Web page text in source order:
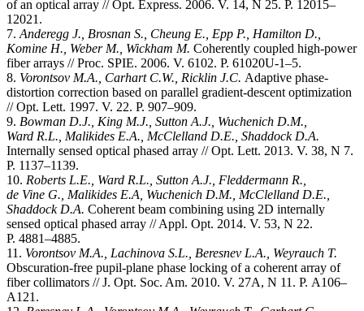
of an optical array // Opt. Express. 2006. V. 14, N 25. P. 12015–
12021.
7. Anderegg J., Brosnan S., Cheung E., Epp P., Hamilton D.,
Komine H., Weber M., Wickham M. Coherently coupled high-power
fiber arrays // Proc. SPIE. 2006. V. 6102. P. 61020U-1–5.
8. Vorontsov M.A., Carhart C.W., Ricklin J.C. Adaptive phase-
distortion correction based on parallel gradient-descent optimization
// Opt. Lett. 1997. V. 22. P. 907–909.
9. Bowman D.J., King M.J., Sutton A.J., Wuchenich D.M.,
Ward R.L., Malikides E.A., McClelland D.E., Shaddock D.A.
Internally sensed optical phased array // Opt. Lett. 2013. V. 38, N 7.
P. 1137–1139.
10. Roberts L.E., Ward R.L., Sutton A.J., Fleddermann R.,
de Vine G., Malikides E.A, Wuchenich D.M., McClelland D.E.,
Shaddock D.A. Coherent beam combining using 2D internally
sensed optiсal phased array // Appl. Opt. 2014. V. 53, N 22.
P. 4881–4885.
11. Vorontsov M.A., Lachinova S.L., Beresnev L.A., Weyrauch T.
Obscuration-free pupil-plane phase locking of a coherent array of
fiber collimators // J. Opt. Soc. Am. 2010. V. 27A, N 11. P. A106–
A121.